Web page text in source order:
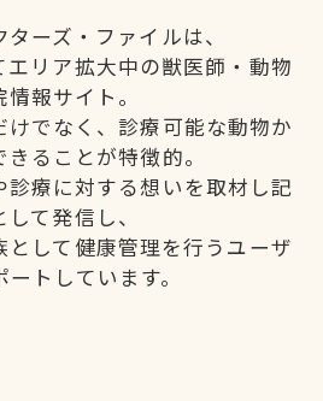
ーズ・ファイルは、
リア拡大中の獣医師・動物
情報サイト。
でなく、診療可能な動物か
ることが特徴的。
診療に対する想いを取材し記
して発信し、
して健康管理を行うユーザ
トしています。